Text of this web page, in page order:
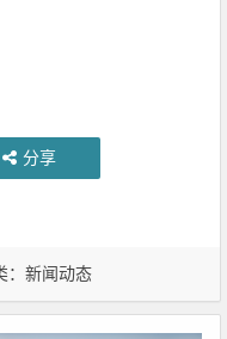
分享
：新闻动态